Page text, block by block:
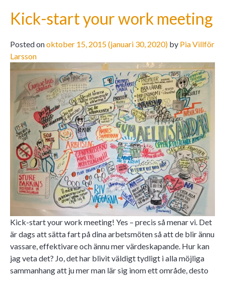
Kick-start your work meeting
Posted onoktober 15, 2015(januari 30, 2020) by Pia Villför
Larsson
Kick-start your work meeting! Yes – precis så menar vi. Det
är dags att sätta fart på dina arbetsmöten så att de blir ännu
vassare, effektivare och ännu mer värdeskapande. Hur kan
jag veta det? Jo, det har blivit väldigt tydligt i alla möjliga
sammanhang att ju mer man lär sig inom ett område, desto